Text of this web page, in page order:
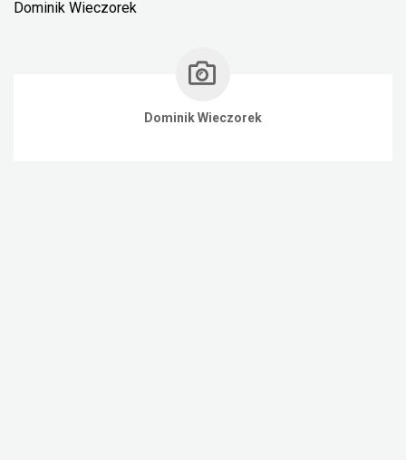
Dominik Wieczorek
Dominik Wieczorek